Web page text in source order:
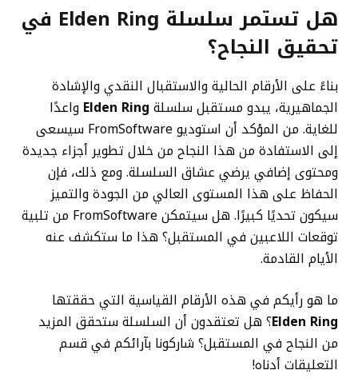
هل تستمر سلسلة Elden Ring في
تحقيق النجاح؟
بناءً على الأرقام الحالية والاستقبال النقدي والإشادة
الجماهيرية، يبدو مستقبل سلسلة Elden Ring واعدًا
للغاية. من المؤكد أن استوديو FromSoftware سيسعى
إلى الاستفادة من هذا النجاح من خلال تطوير أجزاء جديدة
ومحتوى إضافي يرضي عشاق السلسلة. ومع ذلك، فإن
الحفاظ على هذا المستوى العالي من الجودة والتميز
سيكون تحديًا كبيرًا. هل سيتمكن FromSoftware من تلبية
توقعات اللاعبين في المستقبل؟ هذا ما ستكشف عنه
الأيام القادمة.
ما هو رأيكم في هذه الأرقام القياسية التي حققتها
Elden Ring؟ هل تعتقدون أن السلسلة ستحقق المزيد
من النجاح في المستقبل؟ شاركونا بآرائكم في قسم
التعليقات أدناه!